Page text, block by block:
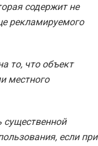
содержит не
рекламируемого
то, что объект
местного
существенной
если при